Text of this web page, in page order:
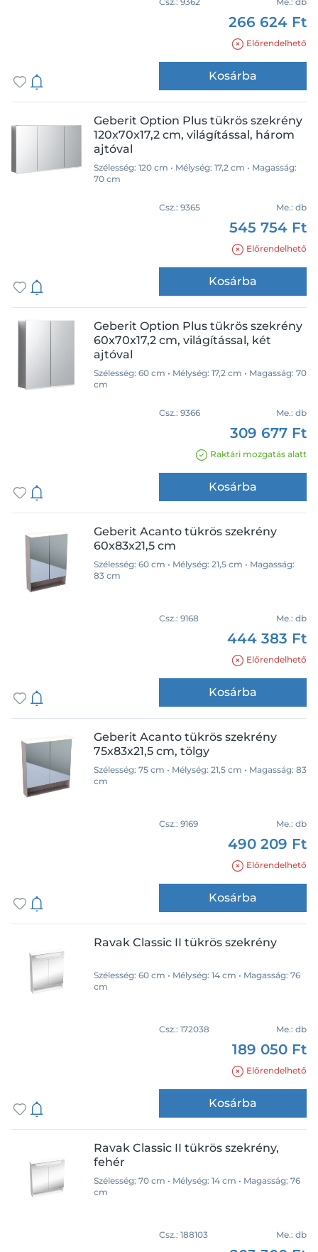
266 624 Ft
Előrendelhető
Kosárba
Geberit Option Plus tükrös szekrény
120x70x17,2 cm, világítással, három
ajtóval
Szélesség: 120 cm • Mélység: 17,2 cm • Magasság:
70 cm
Csz.: 9365 Me.: db
545 754 Ft
Előrendelhető
Kosárba
Geberit Option Plus tükrös szekrény
60x70x17,2 cm, világítással, két
ajtóval
Szélesség: 60 cm • Mélység: 17,2 cm • Magasság: 70
cm
Csz.: 9366 Me.: db
309 677 Ft
Raktári mozgatás alatt
Kosárba
Geberit Acanto tükrös szekrény
60x83x21,5 cm
Szélesség: 60 cm • Mélység: 21,5 cm • Magasság:
83 cm
Csz.: 9168 Me.: db
444 383 Ft
Előrendelhető
Kosárba
Geberit Acanto tükrös szekrény
75x83x21,5 cm, tölgy
Szélesség: 75 cm • Mélység: 21,5 cm • Magasság: 83
cm
Csz.: 9169 Me.: db
490 209 Ft
Előrendelhető
Kosárba
Ravak Classic II tükrös szekrény
Szélesség: 60 cm • Mélység: 14 cm • Magasság: 76
cm
Csz.: 172038 Me.: db
189 050 Ft
Előrendelhető
Kosárba
Ravak Classic II tükrös szekrény,
fehér
Szélesség: 70 cm • Mélység: 14 cm • Magasság: 76
cm
Csz.: 188103 Me.: db